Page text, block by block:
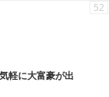
軽に大富豪が出
52